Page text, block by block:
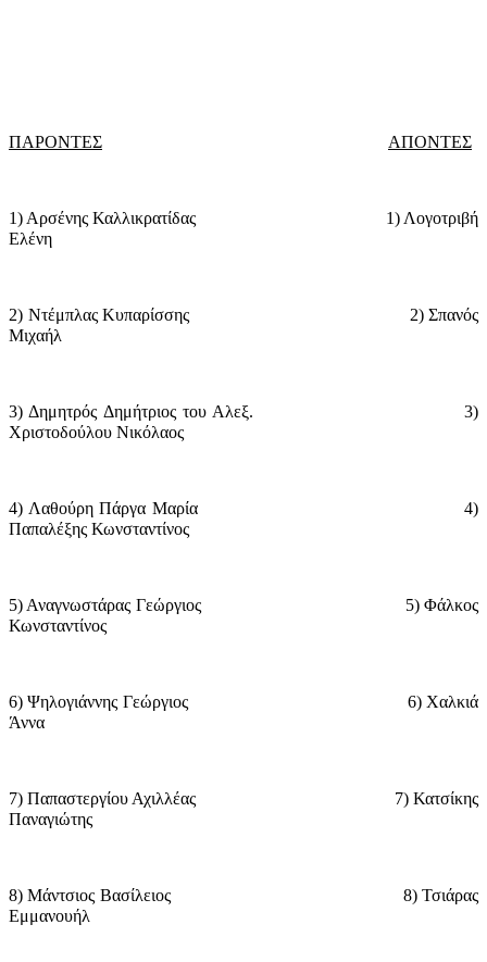
ΠΑΡΟΝΤΕΣ ΑΠΟΝΤΕΣ
1) Αρσένης Καλλικρατίδας
1) Λογοτριβή
Ελένη
2) Ντέμπλας Κυπαρίσσης
2) Σπανός
Μιχαήλ
3) Δημητρός Δημήτριος του Αλεξ.
3)
Χριστοδούλου Νικόλαος
4) Λαθούρη Πάργα Μαρία
4)
Παπαλέξης Κωνσταντίνος
5) Αναγνωστάρας Γεώργιος
5) Φάλκος
Κωνσταντίνος
6) Ψηλογιάννης Γεώργιος
6) Χαλκιά
Άννα
7) Παπαστεργίου Αχιλλέας
7) Κατσίκης
Παναγιώτης
8) Μάντσιος Βασίλειος
8) Τσιάρας
Εμμανουήλ